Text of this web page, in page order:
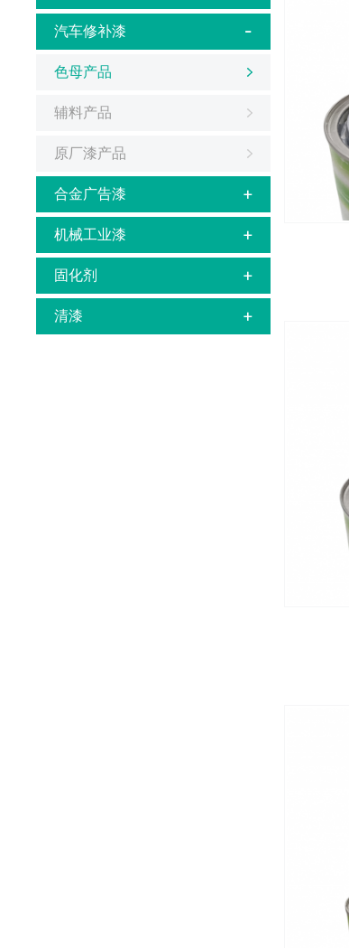
汽车修补漆
色母产品
辅料产品
原厂漆产品
合金广告漆
机械工业漆
固化剂
清漆